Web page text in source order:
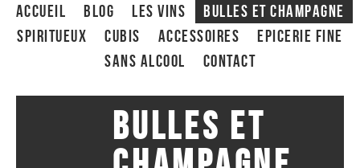
ACCUEIL Blog Les Vins
Bulles et Champagne
Spiritueux
CUBIS ACCESSOIRES
Epicerie fine
Sans alcool
Contact
Bulles et